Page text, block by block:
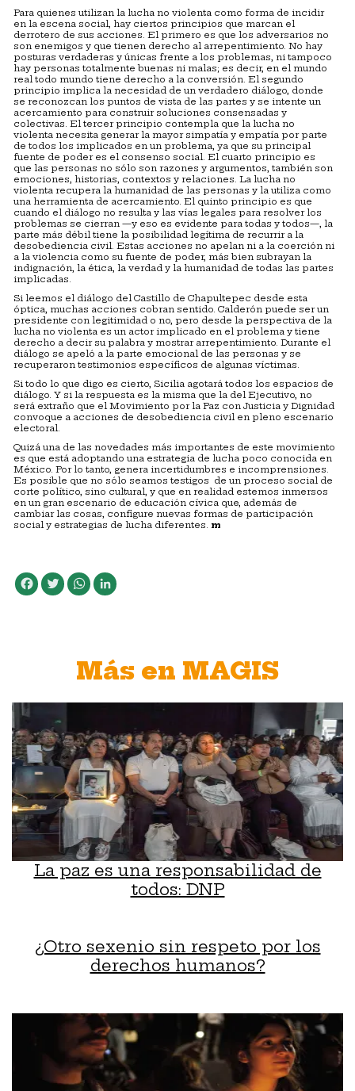
Para quienes utilizan la lucha no violenta como forma de incidir
en la escena social, hay ciertos principios que marcan el
derrotero de sus acciones. El primero es que los adversarios no
son enemigos y que tienen derecho al arrepentimiento. No hay
posturas verdaderas y únicas frente a los problemas, ni tampoco
hay personas totalmente buenas ni malas; es decir, en el mundo
real todo mundo tiene derecho a la conversión. El segundo
principio implica la necesidad de un verdadero diálogo, donde
se reconozcan los puntos de vista de las partes y se intente un
acercamiento para construir soluciones consensadas y
colectivas. El tercer principio contempla que la lucha no
violenta necesita generar la mayor simpatía y empatía por parte
de todos los implicados en un problema, ya que su principal
fuente de poder es el consenso social. El cuarto principio es
que las personas no sólo son razones y argumentos, también son
emociones, historias, contextos y relaciones. La lucha no
violenta recupera la humanidad de las personas y la utiliza como
una herramienta de acercamiento. El quinto principio es que
cuando el diálogo no resulta y las vías legales para resolver los
problemas se cierran —y eso es evidente para todas y todos—, la
parte más débil tiene la posibilidad legítima de recurrir a la
desobediencia civil. Estas acciones no apelan ni a la coerción ni
a la violencia como su fuente de poder, más bien subrayan la
indignación, la ética, la verdad y la humanidad de todas las partes
implicadas.
Si leemos el diálogo del Castillo de Chapultepec desde esta
óptica, muchas acciones cobran sentido. Calderón puede ser un
presidente con legitimidad o no, pero desde la perspectiva de la
lucha no violenta es un actor implicado en el problema y tiene
derecho a decir su palabra y mostrar arrepentimiento. Durante el
diálogo se apeló a la parte emocional de las personas y se
recuperaron testimonios específicos de algunas víctimas.
Si todo lo que digo es cierto, Sicilia agotará todos los espacios de
diálogo. Y si la respuesta es la misma que la del Ejecutivo, no
será extraño que el Movimiento por la Paz con Justicia y Dignidad
convoque a acciones de desobediencia civil en pleno escenario
electoral.
Quizá una de las novedades más importantes de este movimiento
es que está adoptando una estrategia de lucha poco conocida en
México. Por lo tanto, genera incertidumbres e incomprensiones.
Es posible que no sólo seamos testigos de un proceso social de
corte político, sino cultural, y que en realidad estemos inmersos
en un gran escenario de educación cívica que, además de
cambiar las cosas, configure nuevas formas de participación
social y estrategias de lucha diferentes. m
Facebook
TwitterWhatsApp
Más en MAGIS
La paz es una responsabilidad de
todos: DNP
¿Otro sexenio sin respeto por los
derechos humanos?